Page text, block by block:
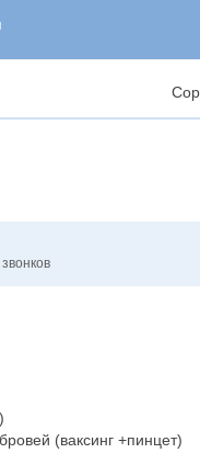
звонков
(ваксинг +пинцет)